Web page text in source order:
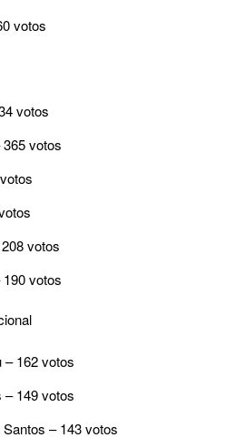
votos
votos
votos
votos
votos
– 162 votos
149 votos
– 143 votos